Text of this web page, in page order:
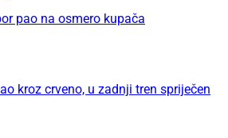
pao na osmero kupača
kroz crveno, u zadnji tren spriječen